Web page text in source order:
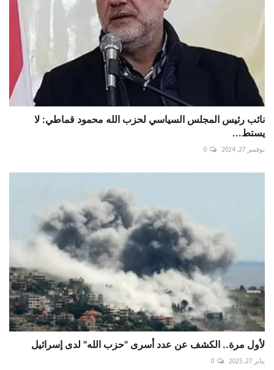
نائب رئيس المجلس السياسي لحزب الله محمود قماطي: لا
يستط...
نوفمبر 27, 2024 0
لأول مرة.. الكشف عن عدد أسرى "حزب الله" لدى إسرائيل
يناير 27, 2025 0